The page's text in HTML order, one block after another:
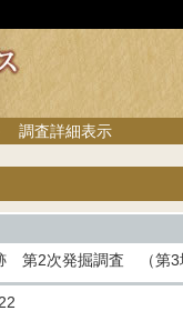
調査詳細表示
第2次発掘調査 （第